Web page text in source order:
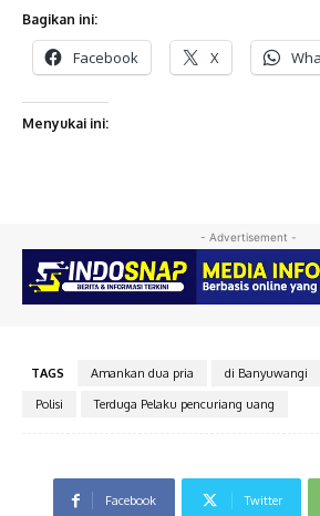
Bagikan ini:
Facebook X
Menyukai ini:
- Advertisement -
TAGS Amankan dua pria di Banyuwangi
Polisi
Terduga Pelaku pencuriang uang
Facebook Twitter